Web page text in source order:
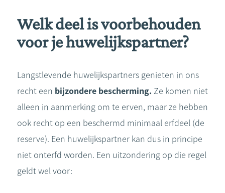
Welk deel is voorbehouden
voor je huwelijkspartner?
Langstlevende huwelijkspartners genieten in ons
recht een bijzondere bescherming. Ze komen niet
alleen in aanmerking om te erven, maar ze hebben
ook recht op een beschermd minimaal erfdeel (de
reserve). Een huwelijkspartner kan dus in principe
niet onterfd worden. Een uitzondering op die regel
geldt wel voor: